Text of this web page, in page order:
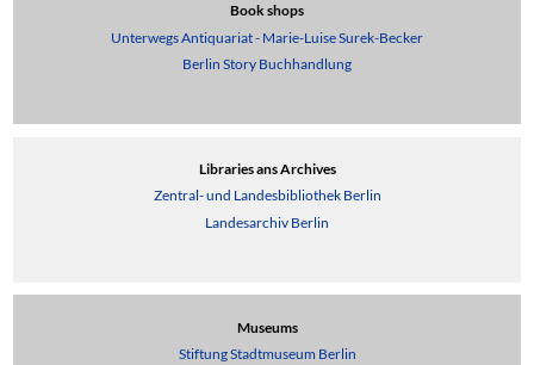
Book shops
Unterwegs Antiquariat - Marie-Luise Surek-Becker
Berlin Story Buchhandlung
Libraries ans Archives
Zentral- und Landesbibliothek Berlin
Landesarchiv Berlin
Museums
Stiftung Stadtmuseum Berlin